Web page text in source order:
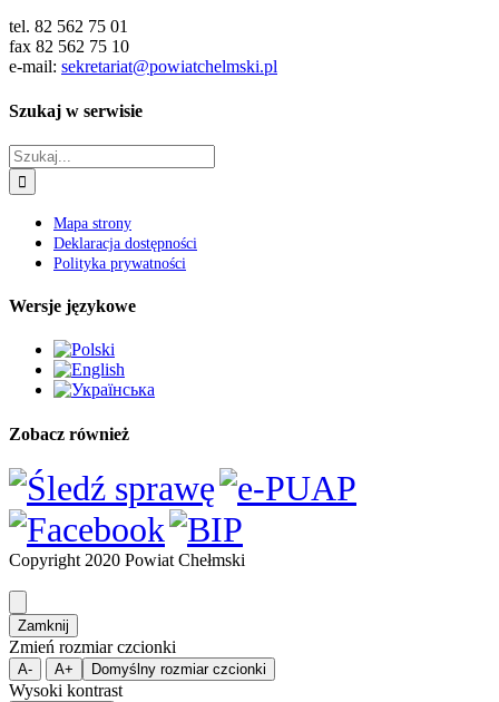
tel. 82 562 75 01
fax 82 562 75 10
e-mail: sekretariat@powiatchelmski.pl
Szukaj w serwisie
Szukaj
Mapa strony
Deklaracja dostępności
Polityka prywatności
Wersje językowe
Zobacz również
Copyright 2020 Powiat Chełmski
Zamknij
Zmień rozmiar czcionki
A- A+ Domyślny rozmiar czcionki
Wysoki kontrast